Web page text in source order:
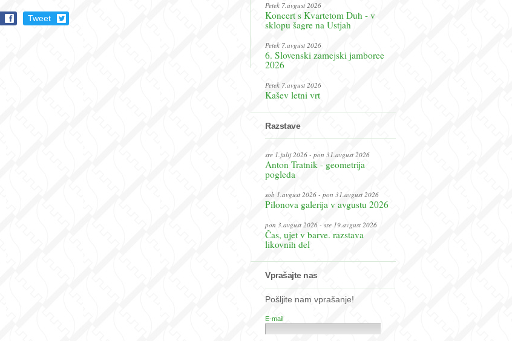
Tweet
Petek 7.avgust 2026
Koncert s Kvartetom Duh - v
sklopu šagre na Ustjah
Petek 7.avgust 2026
6. Slovenski zamejski jamboree
2026
Petek 7.avgust 2026
Kašev letni vrt
Razstave
sre 1.julij 2026 - pon 31.avgust 2026
Anton Tratnik - geometrija
pogleda
sob 1.avgust 2026 - pon 31.avgust 2026
Pilonova galerija v avgustu 2026
pon 3.avgust 2026 - sre 19.avgust 2026
Čas, ujet v barve. razstava
likovnih del
Vprašajte nas
Pošljite nam vprašanje!
E-mail